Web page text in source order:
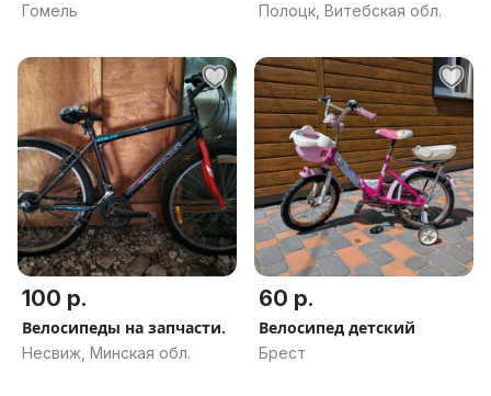
Гомель Полоцк, Витебская обл.
100 р.
Велосипеды на запчасти.
Несвиж, Минская обл.
60 р.
Велосипед детский
Брест